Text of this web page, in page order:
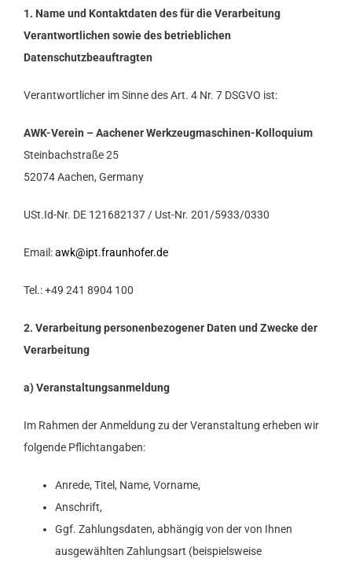
1. Name und Kontaktdaten des für die Verarbeitung
Verantwortlichen sowie des betrieblichen
Datenschutzbeauftragten
Verantwortlicher im Sinne des Art. 4 Nr. 7 DSGVO ist:
AWK-Verein – Aachener Werkzeugmaschinen-Kolloquium
Steinbachstraße 25
52074 Aachen, Germany
USt.Id-Nr. DE 121682137 / Ust-Nr. 201/5933/0330
Email:awk@ipt.fraunhofer.de
Tel.: +49 241 8904 100
2. Verarbeitung personenbezogener Daten und Zwecke der
Verarbeitung
a) Veranstaltungsanmeldung
Im Rahmen der Anmeldung zu der Veranstaltung erheben wir
folgende Pflichtangaben:
Anrede, Titel, Name, Vorname,
Anschrift,
Ggf. Zahlungsdaten, abhängig von der von Ihnen
ausgewählten Zahlungsart (beispielsweise